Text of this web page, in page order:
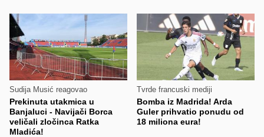
Sudija Musić reagovao
Prekinuta utakmica u
Banjaluci - Navijači Borca
veličali zločinca Ratka
Mladića!
Tvrde francuski mediji
Bomba iz Madrida! Arda
Guler prihvatio ponudu od
18 miliona eura!